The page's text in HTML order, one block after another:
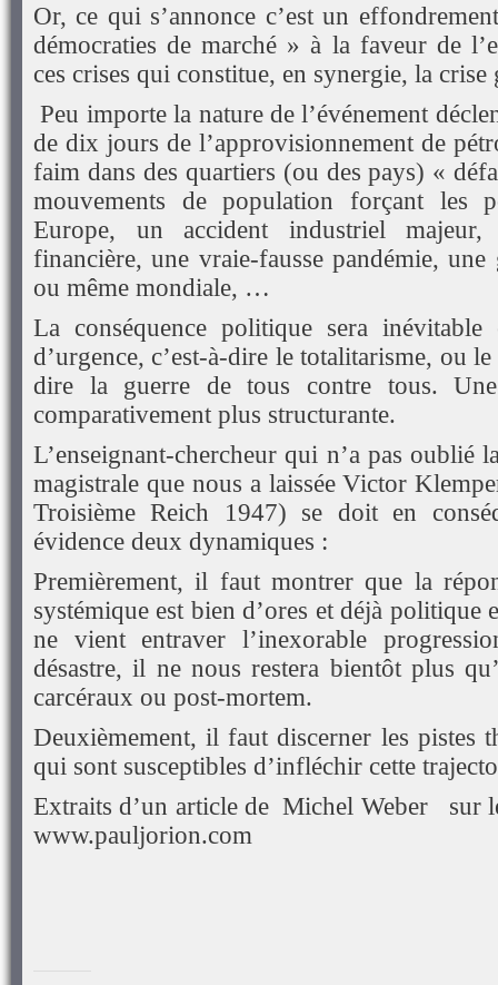
Or, ce qui s’annonce c’est un
démocraties de marché » à la faveur de
ces crises qui constitue, en synergie, la
Peu importe la nature de l’événement
de dix jours de l’approvisionnement de
faim dans des quartiers (ou des pays) «
mouvements de population forçant les
Europe, un accident industriel
financière, une vraie-fausse pandémie,
ou même mondiale, …
La conséquence politique sera
d’urgence, c’est-à-dire le totalitarisme, ou
dire la guerre de tous contre tous.
comparativement plus structurante.
L’enseignant-chercheur qui n’a pas oublié
magistrale que nous a laissée Victor
Troisième Reich 1947) se doit en
évidence deux dynamiques :
Premièrement, il faut montrer que la
systémique est bien d’ores et déjà politique
ne vient entraver l’inexorable
désastre, il ne nous restera bientôt plus
carcéraux ou post-mortem.
Deuxièmement, il faut discerner les pistes
qui sont susceptibles d’infléchir cette
Extraits d’un article de Michel Weber sur
www.pauljorion.com